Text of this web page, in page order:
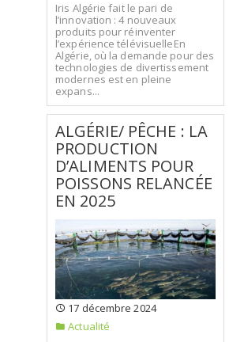
Iris Algérie fait le pari de
l’innovation : 4 nouveaux
produits pour réinventer
l’expérience télévisuelleEn
Algérie, où la demande pour des
technologies de divertissement
modernes est en pleine
expans...
ALGÉRIE/ PÊCHE : LA
PRODUCTION
D’ALIMENTS POUR
POISSONS RELANCÉE
EN 2025
17 décembre 2024
Actualité